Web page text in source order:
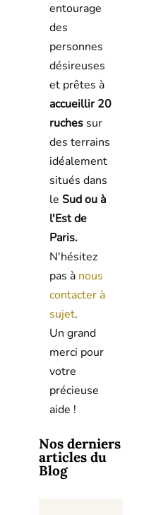
entourage
des
personnes
désireuses
et prêtes à
accueillir 20
ruchessur
des terrains
idéalement
situés dans
le Sud ou à
l'Est de
Paris.
N'hésitez
pas à nous
contacter à
sujet.
Un grand
merci pour
votre
précieuse
aide !
Nos derniers
articles du
Blog